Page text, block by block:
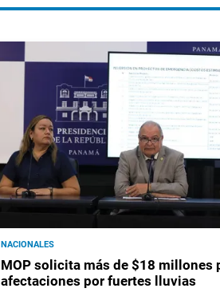
NACIONALES
MOP solicita más de $18 millones
afectaciones por fuertes lluvias